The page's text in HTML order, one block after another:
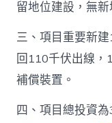
留地位建設，無新
三、項目重要新
回110千伏出線
補償裝置。
四、項目總投資